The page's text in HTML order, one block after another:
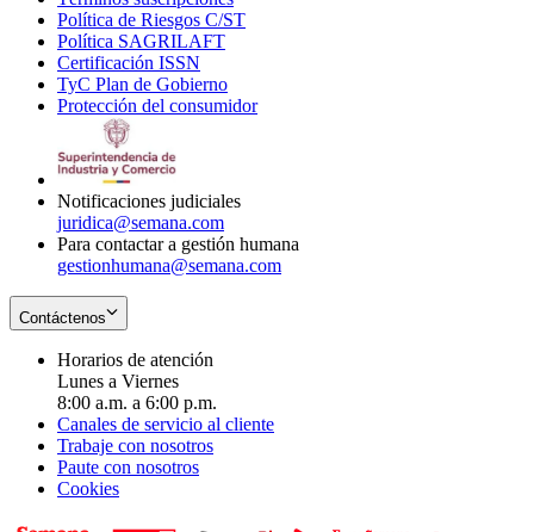
window
in
Política de Riesgos C/ST
Política SAGRILAFT
new
window
Certificación ISSN
in
new
TyC Plan de Gobierno
in
Protección del consumidorOpens
Notificaciones judiciales
juridica@semana.com
Para contactar a gestión humana
gestionhumana@semana.com
Contáctenos
Horarios de atención
Lunes a Viernes
8:00 a.m. a 6:00 p.m.
Canales de servicio al cliente
Trabaje con nosotros
Paute con nosotros
Cookies